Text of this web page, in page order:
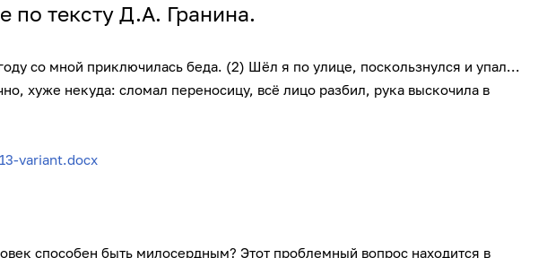
по тексту Д.А. Гранина.
со мной приключилась беда. (2) Шёл я по улице, поскользнулся и упал...
хуже некуда: сломал переносицу, всё лицо разбил, рука выскочила в
13-variant.docx
способен быть милосердным? Этот проблемный вопрос находится в